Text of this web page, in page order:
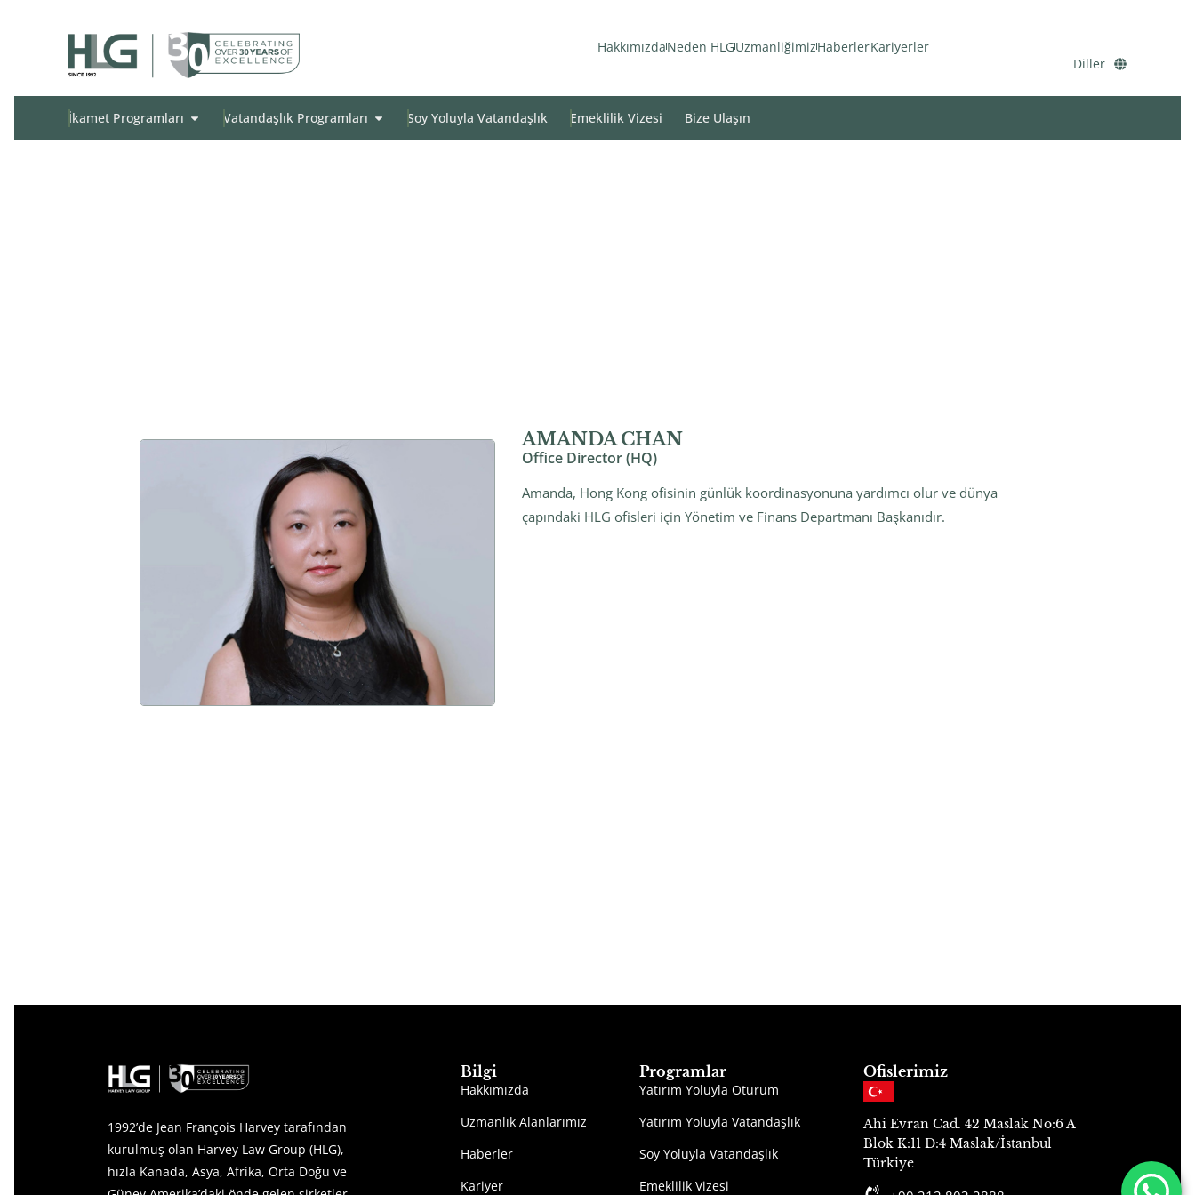
HakkımızdaNeden HLGUzmanliğimizHaberlerKariyerler
Diller
İkamet Programları Vatandaşlık Programları Soy Yoluyla Vatandaşlık Emeklilik Vizesi Bize Ulaşın
AMANDA CHAN
Office Director (HQ)
Amanda, Hong Kong ofisinin günlük koordinasyonuna yardımcı olur ve dünya
çapındaki HLG ofisleri için Yönetim ve Finans Departmanı Başkanıdır.
1992’de Jean François Harvey tarafından
kurulmuş olan Harvey Law Group (HLG),
hızla Kanada, Asya, Afrika, Orta Doğu ve
Bilgi
Hakkımızda
Uzmanlık Alanlarımız
Haberler
Kariyer
Programlar
Yatırım Yoluyla Oturum
Yatırım Yoluyla Vatandaşlık
Soy Yoluyla Vatandaşlık
Emeklilik Vizesi
Ofislerimiz
Ahi Evran Cad. 42 Maslak No:6 A
Blok K:11 D:4 Maslak/İstanbul
Türkiye